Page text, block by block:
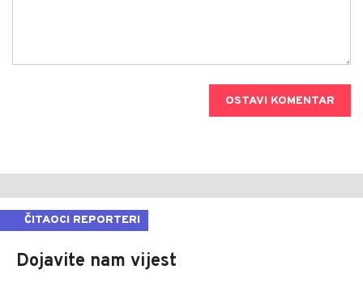
OSTAVI KOMENTAR
ČITAOCI REPORTERI
Dojavite nam vijest